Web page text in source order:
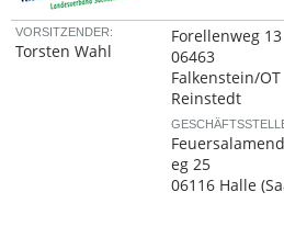
VORSITZENDER:
Torsten Wahl
Forellenweg 13
06463
Falkenstein/OT
Reinstedt
eg 25
06116 Halle